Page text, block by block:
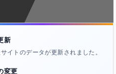
新
イトのデータが更新されました。
変更